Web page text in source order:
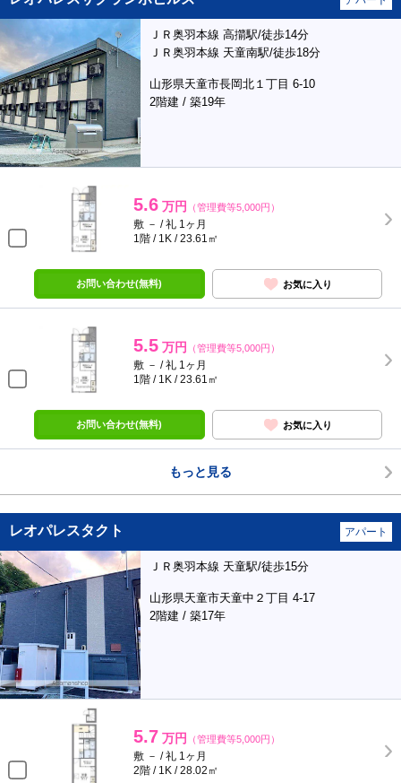
ＪＲ奥羽本線 高擶駅/徒歩14分
ＪＲ奥羽本線 天童南駅/徒歩18分
山形県天童市長岡北１丁目 6-10
2階建 / 築19年
5.6 万円 （管理費等5,000円）
敷 － / 礼 1ヶ月
1階 / 1K / 23.61㎡
お問い合わせ(無料) お気に入り
5.5 万円 （管理費等5,000円）
敷 － / 礼 1ヶ月
1階 / 1K / 23.61㎡
お問い合わせ(無料) お気に入り
もっと見る
レオパレスタクト アパート
ＪＲ奥羽本線 天童駅/徒歩15分
山形県天童市天童中２丁目 4-17
2階建 / 築17年
5.7 万円 （管理費等5,000円）
敷 － / 礼 1ヶ月
2階 / 1K / 28.02㎡